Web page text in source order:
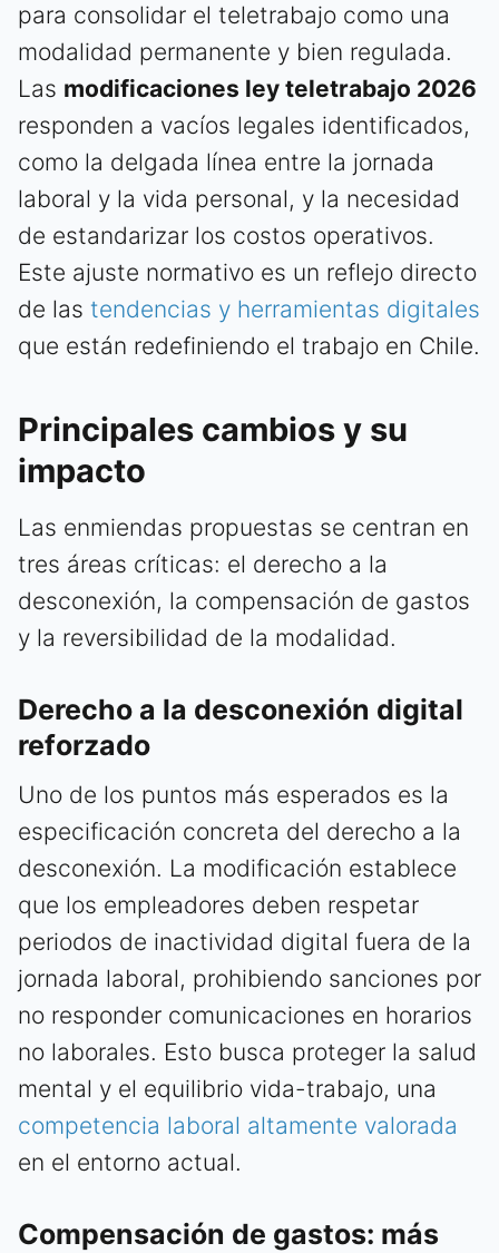
para consolidar el teletrabajo como una
modalidad permanente y bien regulada.
Las modificaciones ley teletrabajo 2026
responden a vacíos legales identificados,
como la delgada línea entre la jornada
laboral y la vida personal, y la necesidad
de estandarizar los costos operativos.
Este ajuste normativo es un reflejo directo
de las tendencias y herramientas digitales
que están redefiniendo el trabajo en Chile.
Principales cambios y su
impacto
Las enmiendas propuestas se centran en
tres áreas críticas: el derecho a la
desconexión, la compensación de gastos
y la reversibilidad de la modalidad.
Derecho a la desconexión digital
reforzado
Uno de los puntos más esperados es la
especificación concreta del derecho a la
desconexión. La modificación establece
que los empleadores deben respetar
periodos de inactividad digital fuera de la
jornada laboral, prohibiendo sanciones por
no responder comunicaciones en horarios
no laborales. Esto busca proteger la salud
mental y el equilibrio vida-trabajo, una
competencia laboral altamente valorada
en el entorno actual.
Compensación de gastos: más